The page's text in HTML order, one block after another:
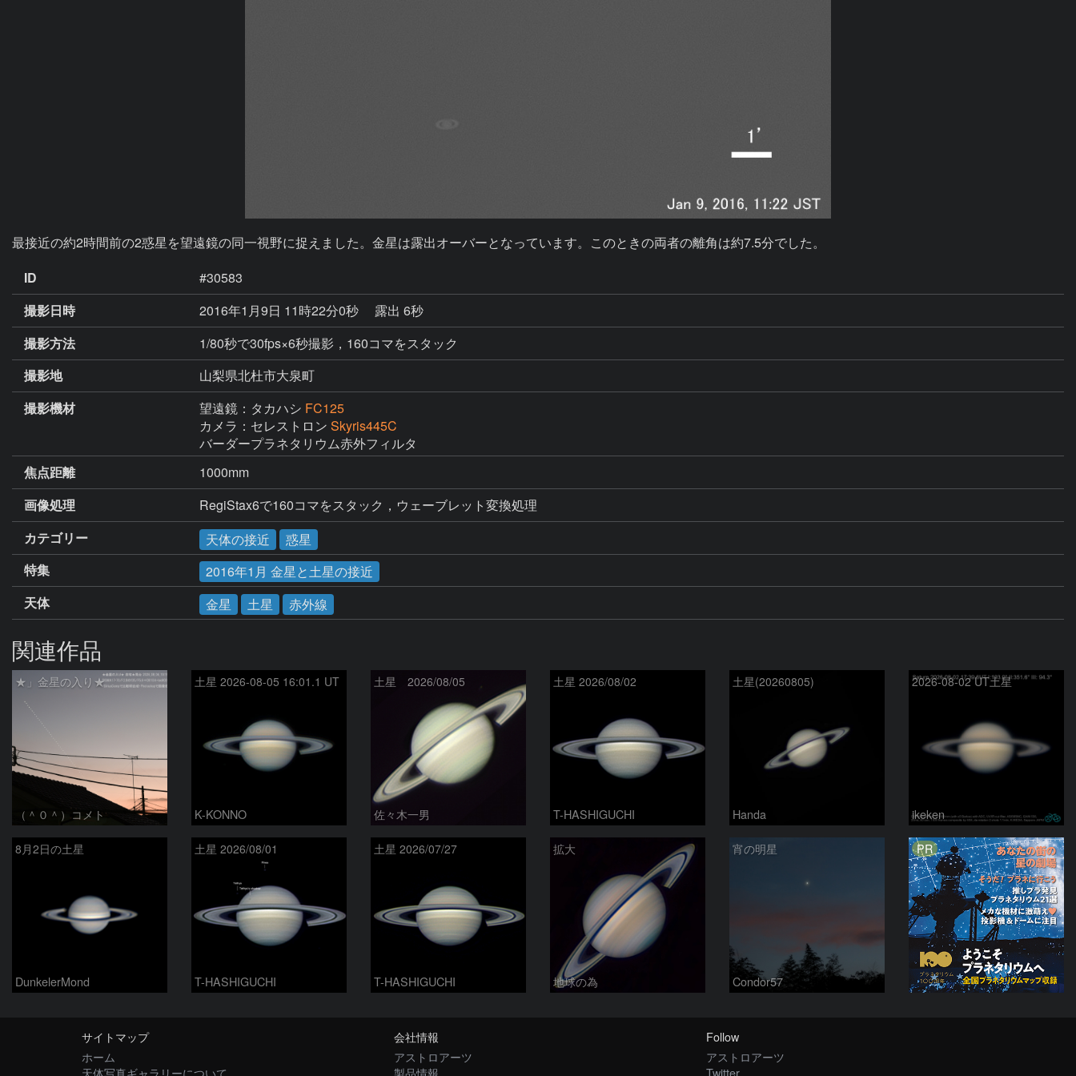
最接近の約2時間前の2惑星を望遠鏡の同一視野に捉えました。金星は露出オーバーとなっています。このときの両者の離角は約7.5分でした。
ID
#30583
撮影日時
2016年1月9日 11時22分0秒
露出 6秒
撮影方法
1/80秒で30fps×6秒撮影，160コマをスタック
撮影地
山梨県北杜市大泉町
撮影機材
望遠鏡：タカハシ FC125
カメラ：セレストロン Skyris445C
バーダープラネタリウム赤外フィルタ
焦点距離
1000mm
画像処理
RegiStax6で160コマをスタック，ウェーブレット変換処理
カテゴリー
天体の接近
惑星
特集
2016年1月 金星と土星の接近
天体
金星 土星 赤外線
関連作品
★」金星の入り★
（＾０＾）コメト
土星 2026-08-05 16:01.1 UT
K-KONNO
土星 2026/08/05
佐々木一男
土星 2026/08/02
T-HASHIGUCHI
土星(20260805)
Handa
2026-08-02 UT土星
ikeken
8月2日の土星
DunkelerMond
土星 2026/08/01
T-HASHIGUCHI
土星 2026/07/27
T-HASHIGUCHI
拡大
地球の為
宵の明星
Condor57
PR
サイトマップ
ホーム
天体写真ギャラリーについて
会社情報
アストロアーツ
製品情報
Follow
アストロアーツ
Twitter